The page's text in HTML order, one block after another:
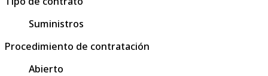
Suministros
Procedimiento de contratación
Abierto